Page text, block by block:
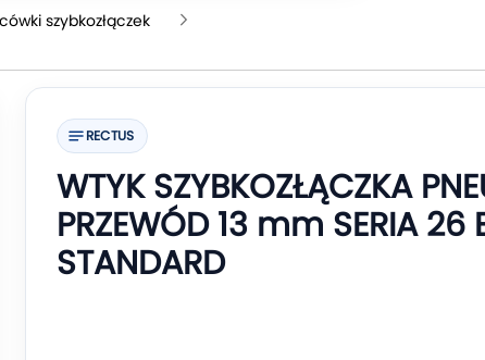
szybkozłączek
RECTUS
WTYK SZYBKOZŁĄCZKA
PRZEWÓD 13 mm SERIA 26
STANDARD